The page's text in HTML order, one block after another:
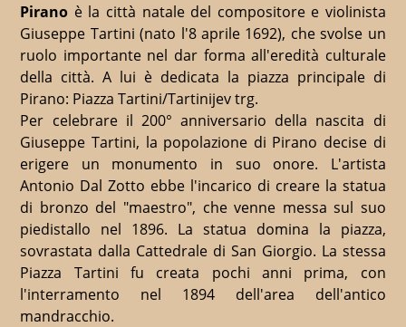
Pirano è la città natale del compositore e violinista
Giuseppe Tartini (nato l'8 aprile 1692), che svolse un
ruolo importante nel dar forma all'eredità culturale
della città. A lui è dedicata la piazza principale di
Pirano: Piazza Tartini/Tartinijev trg.
Per celebrare il 200° anniversario della nascita di
Giuseppe Tartini, la popolazione di Pirano decise di
erigere un monumento in suo onore. L'artista
Antonio Dal Zotto ebbe l'incarico di creare la statua
di bronzo del "maestro", che venne messa sul suo
piedistallo nel 1896. La statua domina la piazza,
sovrastata dalla Cattedrale di San Giorgio. La stessa
Piazza Tartini fu creata pochi anni prima, con
l'interramento nel 1894 dell'area dell'antico
mandracchio.